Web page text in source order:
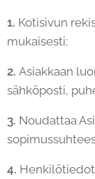
1. Kotisivun
mukaisesti;
2. Asiakkaan
sähköposti,
3. Noudattaa
4.